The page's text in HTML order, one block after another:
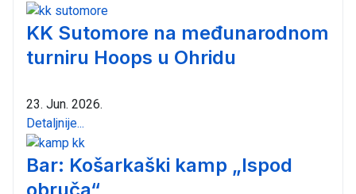
KK Sutomore na međunarodnom
turniru Hoops u Ohridu
23. Jun. 2026.
Detaljnije...
Bar: Košarkaški kamp „Ispod
obruča“